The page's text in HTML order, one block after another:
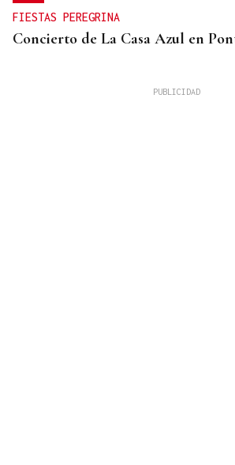
FIESTAS PEREGRINA
Concierto de La Casa Azul en